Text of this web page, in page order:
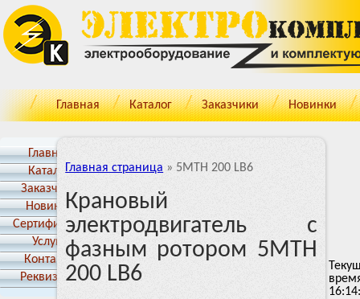
Главная Каталог Заказчики Новинки
Главная
Каталог
Заказчики
Новинки
Cертификаты
Услуги
Контакты
Реквизиты
Главная страница » 5MTH 200 LB6
Крановый
электродвигатель с
фазным ротором 5MTH
200 LB6